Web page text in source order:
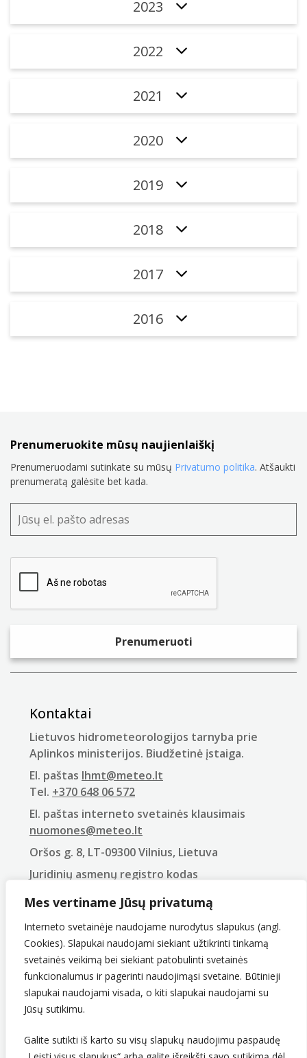
Mes vertiname Jūsų privatumą
Interneto svetainėje naudojame nurodytus slapukus (angl.
Cookies). Slapukai naudojami siekiant užtikrinti tinkamą
svetainės veikimą bei siekiant patobulinti svetainės
funkcionalumus ir pagerinti naudojimąsi svetaine. Būtinieji
slapukai naudojami visada, o kiti slapukai naudojami su
Jūsų sutikimu.
Galite sutikti iš karto su visų slapukų naudojimu paspaudę
2023
2022
2021
2020
2019
2018
2017
2016
Prenumeruokite mūsų naujienlaiškį
Prenumeruodami sutinkate su mūsų Privatumo politika. Atšaukti
prenumeratą galėsite bet kada.
Kontaktai
Lietuvos hidrometeorologijos tarnyba prie
Aplinkos ministerijos. Biudžetinė įstaiga.
El. paštas lhmt@meteo.lt
Tel. +370 648 06 572
El. paštas interneto svetainės klausimais
nuomones@meteo.lt
Oršos g. 8, LT-09300 Vilnius, Lietuva
Juridinių asmenų registro kodas
PVM mokėtojo kodas
LT907432416